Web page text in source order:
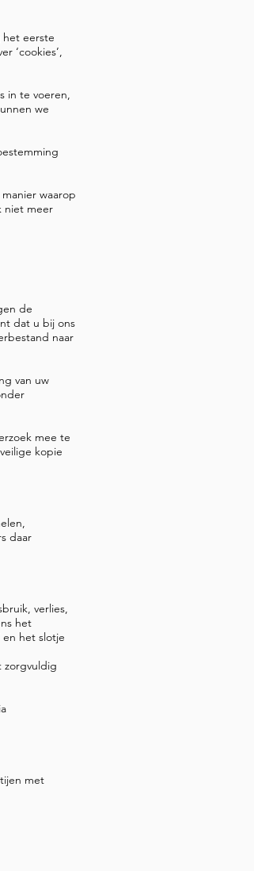
het eerste
‘cookies’,
in te voeren,
we
waarop
niet meer
de
dat u bij ons
naar
van uw
mee te
kopie
daar
verlies,
het
het slotje
zorgvuldig
met